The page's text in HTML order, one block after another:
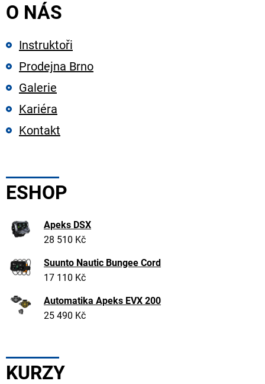
O NÁS
Instruktoři
Prodejna Brno
Galerie
Kariéra
Kontakt
ESHOP
Apeks DSX
28 510 Kč
Suunto Nautic Bungee Cord
17 110 Kč
Automatika Apeks EVX 200
25 490 Kč
KURZY